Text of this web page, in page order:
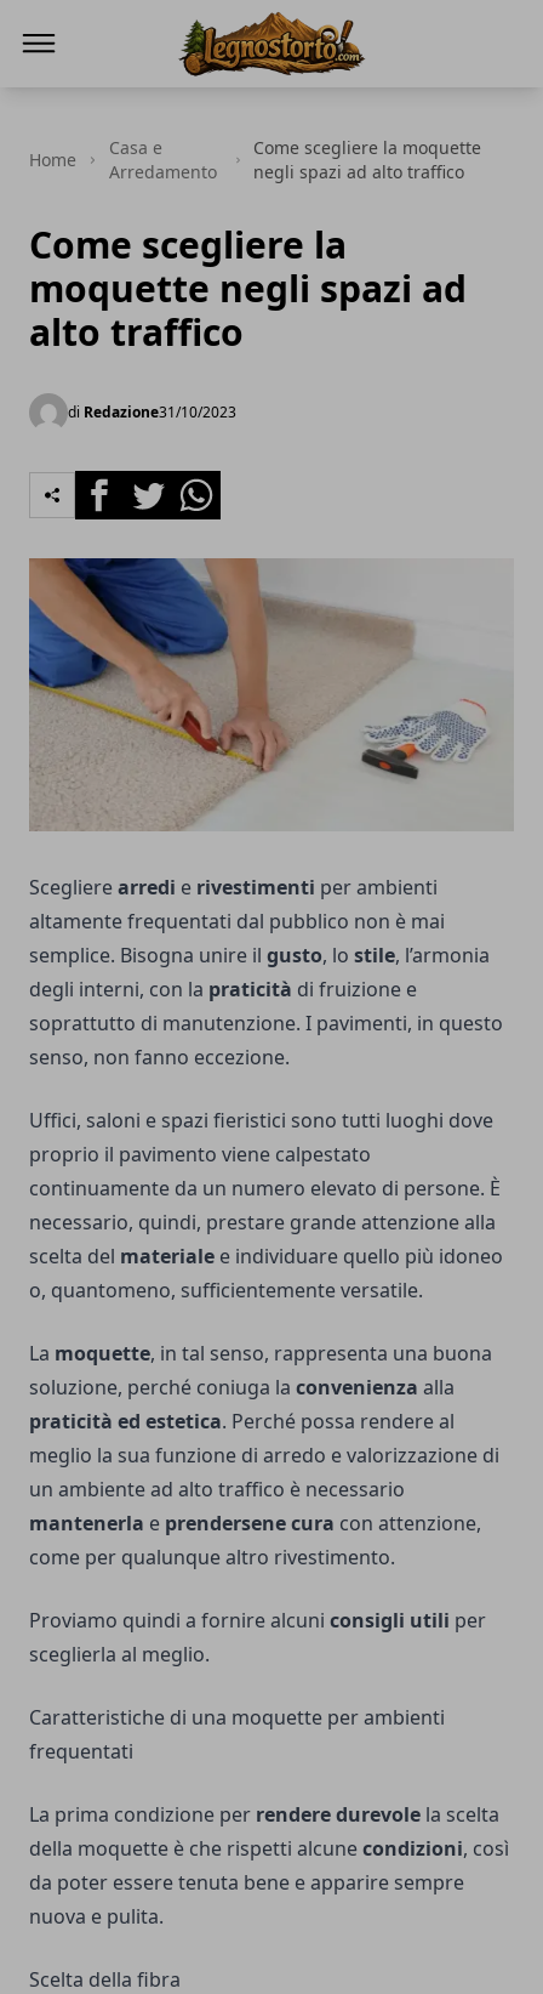
Home
Casa e
Arredamento
Come scegliere la moquette
negli spazi ad alto traffico
Come scegliere la
moquette negli spazi ad
alto traffico
di Redazione31/10/2023
FacebookTwitterWhatsapp
Sceglierearredi e rivestimenti per ambienti
altamente frequentati dal pubblico non è mai
semplice. Bisogna unire il gusto, lo stile, l’armonia
degli interni, con la praticità di fruizione e
soprattutto di manutenzione. I pavimenti, in questo
senso, non fanno eccezione.
Uffici, saloni e spazi fieristici sono tutti luoghi dove
proprio il pavimento viene calpestato
continuamente da un numero elevato di persone. È
necessario, quindi, prestare grande attenzione alla
scelta del materiale e individuare quello più idoneo
o, quantomeno, sufficientemente versatile.
La moquette, in tal senso, rappresenta una buona
soluzione, perché coniuga la convenienza alla
praticità ed estetica. Perché possa rendere al
meglio la sua funzione di arredo e valorizzazione di
un ambiente ad alto traffico è necessario
mantenerla e prendersene cura con attenzione,
come per qualunque altro rivestimento.
Proviamo quindi a fornire alcuni consigli utili per
sceglierla al meglio.
Caratteristiche di una moquette per ambienti
frequentati
La prima condizione per rendere durevole la scelta
della moquette è che rispetti alcunecondizioni, così
da poter essere tenuta bene e apparire sempre
nuova e pulita.
Scelta della fibra